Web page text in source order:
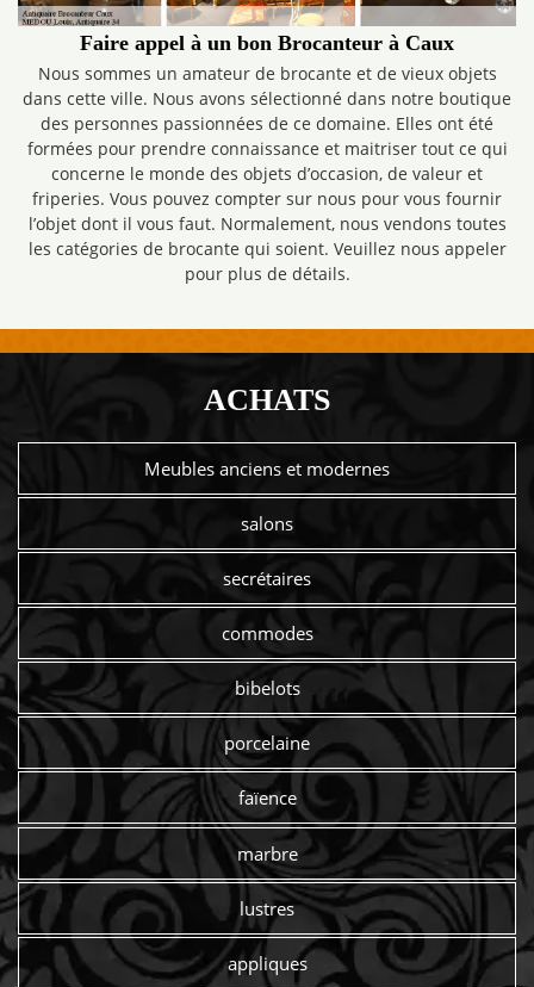
Faire appel à un bon Brocanteur à Caux
Nous sommes un amateur de brocante et de vieux objets
dans cette ville. Nous avons sélectionné dans notre boutique
des personnes passionnées de ce domaine. Elles ont été
formées pour prendre connaissance et maitriser tout ce qui
concerne le monde des objets d’occasion, de valeur et
friperies. Vous pouvez compter sur nous pour vous fournir
l’objet dont il vous faut. Normalement, nous vendons toutes
les catégories de brocante qui soient. Veuillez nous appeler
pour plus de détails.
ACHATS
Meubles anciens et modernes
salons
secrétaires
commodes
bibelots
porcelaine
faïence
marbre
lustres
appliques